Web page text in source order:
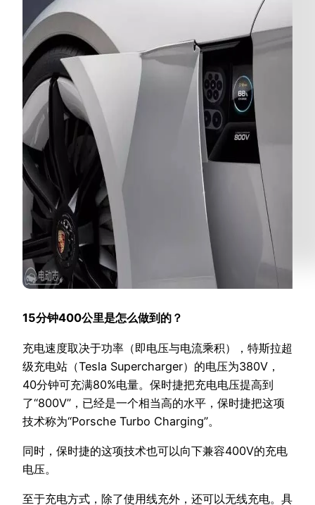
15分钟400公里是怎么做到的？
充电速度取决于功率（即电压与电流乘积），特斯拉超
级充电站（Tesla Supercharger）的电压为380V，
40分钟可充满80%电量。保时捷把充电电压提高到
了“800V”，已经是一个相当高的水平，保时捷把这项
技术称为“Porsche Turbo Charging”。
同时，保时捷的这项技术也可以向下兼容400V的充电
电压。
至于充电方式，除了使用线充外，还可以无线充电。具